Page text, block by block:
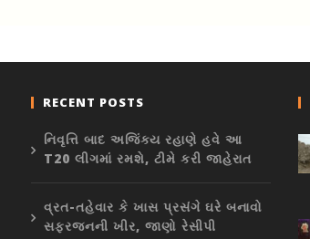
RECENT POSTS
નિવૃત્તિ બાદ અજિંક્ય રહાણે હવે આ
T20 લીગમાં રમશે, ટીમે કરી જાહેરાત
વ્રત-તહેવાર કે ખાસ પ્રસંગે ઘરે બનાવો
સફરજનની ખીર, જાણો રેસીપી